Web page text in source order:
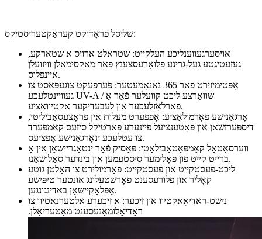
שליסל פּראָדוקט קעראַקטעריסטיקס:
אויסערגעווענליכע העלקייט: שטראלט ארויס א שטארקע,
געזעטיגטע געל-גרינע פלואָרעסצענץ פאר מאקסימאלן וויזועלן
איינפלוס.
אָפּטימיזירט פֿאַר 365 נאַנאָמעטער: פּערפֿעקט צוגעפּאַסט צו
געוויינטלעכע UV-A / שוואַרצע ליכט קוועלער פֿאַר אַ
פאַרלאָזלעכער און לעבעדיקער אַקטיוואַציע.
אָרגאַנישע פאָרמולאַציע: אָפפערט מעלות אין פּראָצעסאַביליטי,
דיספּערזשאַן און פּאָטענציעל פיינערע פּאַרטיקל סיזעס קאַמפּערד
צו עטלעכע ינאָרגאַנישע אָפּציעס.
ווערסאַטאַל קאָמפּאַטאַבילאַטי: פּאַסיק פֿאַר ינטאַגריישאַן אין אַ
ברייט קייט פון פּאָלימער סיסטעמען און בינדער סאַלושאַנז.
ליכט-פעסטקייט און פעסטקייט: פאָרמולירט צו האַלטן גוטע
קאָליר און פלורעסענט פאָרשטעלונג אונטער טיפּישע
אַפּלאַקיישאַן באדינגונגען.
נישט-ראַדיאָאַקטיוו און זיכער: אַ זיכערע אַלטערנאַטיוו צו
ראַדיאָלומאַנעסענט מאַטעריאַלן.